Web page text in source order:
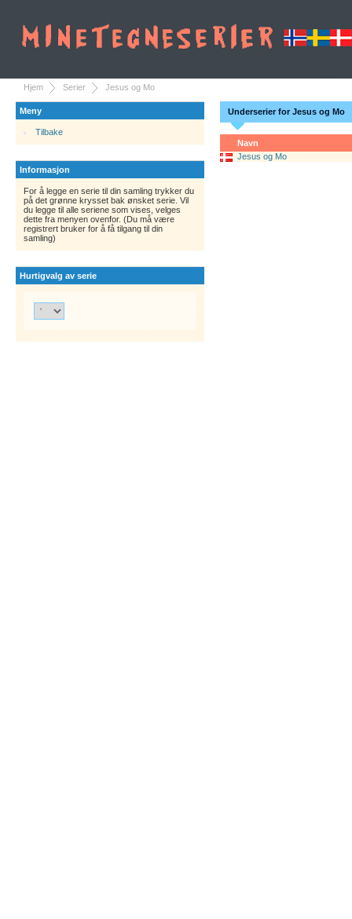
Hjem Serier Jesus og Mo
Meny
Tilbake
Informasjon
For å legge en serie til din samling trykker du
på det grønne krysset bak ønsket serie. Vil
du legge til alle seriene som vises, velges
dette fra menyen ovenfor. (Du må være
registrert bruker for å få tilgang til din
samling)
Hurtigvalg av serie
Underserier for Jesus og Mo
Navn
Jesus og Mo